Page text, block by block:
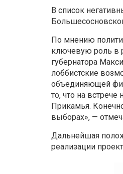
В список
По мнению
ключевую роль в
губернатора
лоббистские
объединяющей
то, что на
Прикамья.
выборах», —
Дальнейшая
реализации